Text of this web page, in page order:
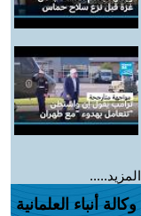
المزيد.....
وكالة أنباء العلمانية